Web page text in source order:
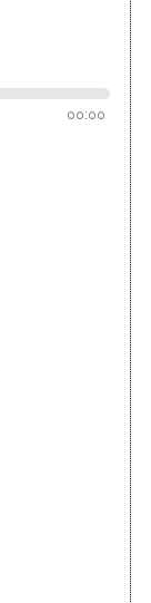
00:00